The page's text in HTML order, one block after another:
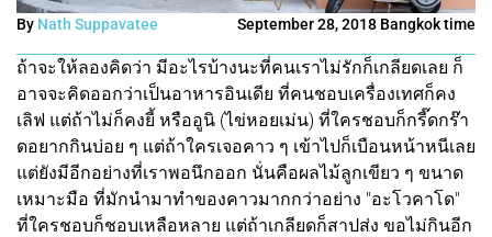
By Nath Suppavatee September 28, 2018 Bangkok time
ถ้าจะให้ลองคิดว่า มีอะไรบ้างนะที่คนเราไม่รักก็เกลียดเลย ก็
อาจจะคิดออกว่าเป็นอาหารอินเดีย ที่คนชอบเครื่องเทศก็คง
เลิฟ แต่ถ้าไม่ก็คงยี้ หรืออูนิ (ไข่หอยเม่น) ที่ใครชอบก็กรี๊ดกร๊า
ดอยากกินบ่อย ๆ แต่ถ้าใครเจอคาว ๆ เข้าไปก็เบือนหน้าหนีเลย
แต่ยังมีอีกอย่างที่เราพอนึกออก นั่นคือผลไม้ลูกเขียว ๆ ขนาด
เหมาะมือ ที่มักนำมาทำของคาวมากกว่าอย่าง "อะโวคาโด"
ที่ใครชอบก็ชอบเหลือหลาย แต่ถ้าเกลียดก็สาปส่ง ขอไม่กินอีก